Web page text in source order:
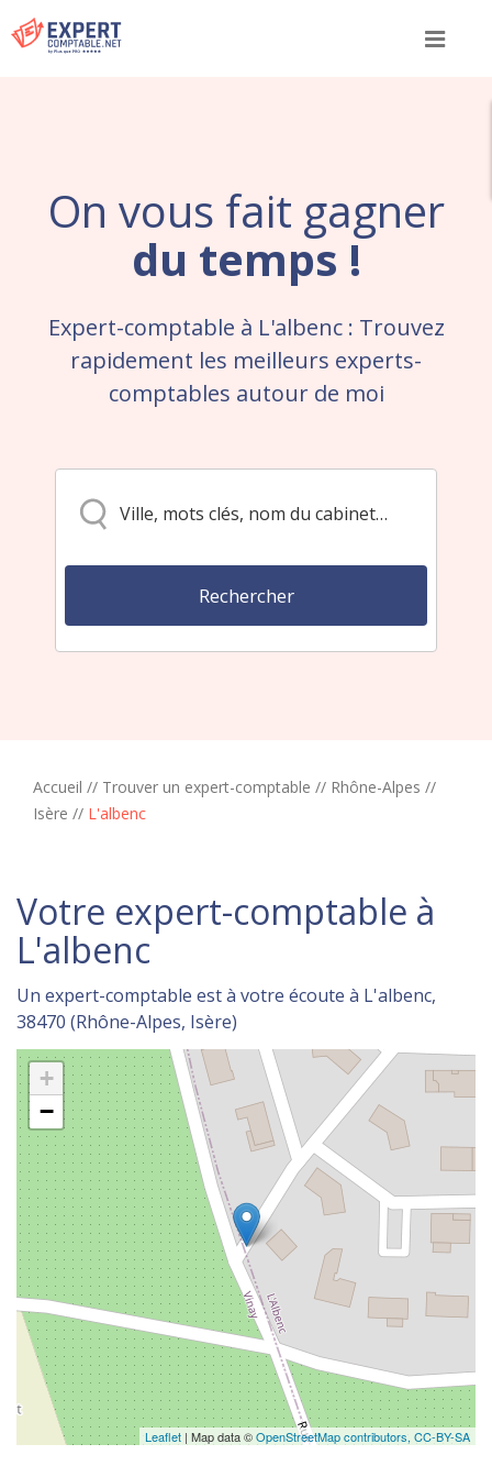
Menu
On vous fait gagner
du temps !
Expert-comptable à L'albenc : Trouvez
rapidement les meilleurs experts-
comptables autour de moi
Accueil // Trouver un expert-comptable // Rhône-Alpes //
Isère // L'albenc
Votre expert-comptable à
L'albenc
Un expert-comptable est à votre écoute à L'albenc,
38470 (Rhône-Alpes, Isère)
+
−
Leaflet | Map data ©OpenStreetMap contributors, CC-BY-SA